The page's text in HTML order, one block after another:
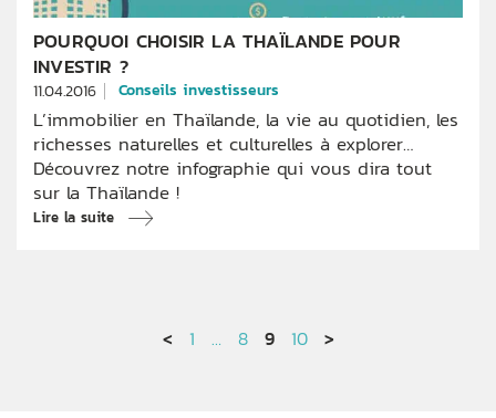
POURQUOI CHOISIR LA THAÏLANDE POUR
INVESTIR ?
11.04.2016 Conseils investisseurs
L’immobilier en Thaïlande, la vie au quotidien, les
richesses naturelles et culturelles à explorer…
Découvrez notre infographie qui vous dira tout
sur la Thaïlande !
Lire la suite
< 1 … 8 9 10 >